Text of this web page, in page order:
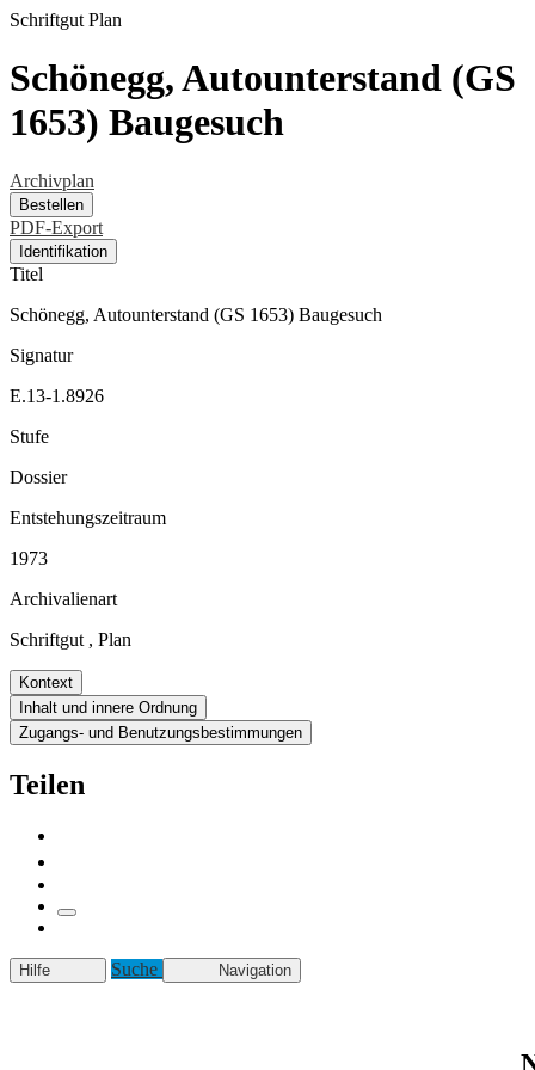
Schriftgut Plan
Schönegg, Autounterstand (GS
1653) Baugesuch
Archivplan
Bestellen
PDF-Export
Identifikation
Titel
Schönegg, Autounterstand (GS 1653) Baugesuch
Signatur
E.13-1.8926
Stufe
Dossier
Entstehungszeitraum
1973
Archivalienart
Schriftgut , Plan
Kontext
Inhalt und innere Ordnung
Zugangs- und Benutzungsbestimmungen
Teilen
Hilfe Suche Navigation